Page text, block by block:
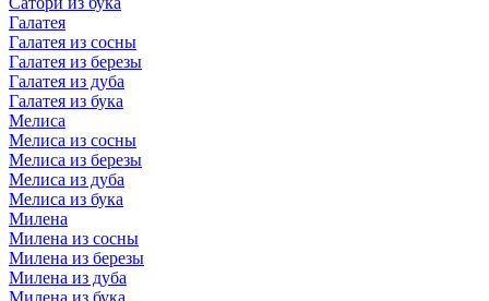
Галатея
Галатея из сосны
Галатея из березы
Галатея из дуба
Галатея из бука
Мелиса
Мелиса из сосны
Мелиса из березы
Мелиса из дуба
Мелиса из бука
Милена
Милена из сосны
Милена из березы
Милена из дуба
Милена из бука